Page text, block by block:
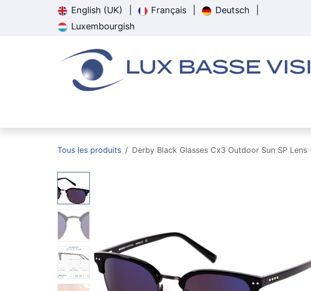
English (UK) Français Deutsch
Luxembourgish
Tous les produits Derby Black Glasses Cx3 Outdoor Sun SP Lens